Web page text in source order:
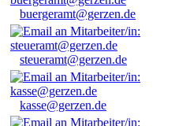
buergeramt@gerzen.de
steueramt@gerzen.de
kasse@gerzen.de